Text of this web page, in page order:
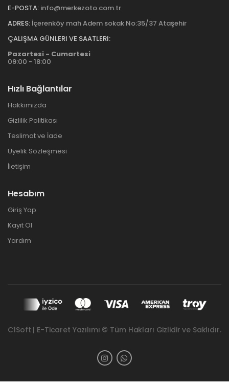
E-POSTA: info@merkezoto.com.tr
ADRES: İçerenköy mah Adem sokak No:35/37 Ataşehir
ÇALIŞMA GÜNLERI VE SAATLERI:
Pazartesi - Cumartesi
09:00 - 18:00
Hızlı Bağlantılar
Hakkımızda
Gizlilik Politikası
Teslimat ve İade
Üyelik Sözleşmesi
İletişim
Hesabım
Giriş Yap
Kayıt Ol
Yardım
C1Soft | E-Ticaret Yazılımı © Tüm Hakları Gizlidir ve Saklıdır.